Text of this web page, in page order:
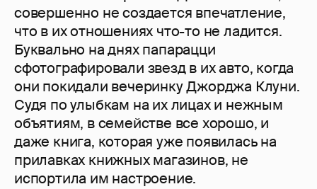
совершенно не создается впечатление,
что в их отношениях что-то не ладится.
Буквально на днях папарацци
сфотографировали звезд в их авто, когда
они покидали вечеринку Джорджа Клуни.
Судя по улыбкам на их лицах и нежным
объятиям, в семействе все хорошо, и
даже книга, которая уже появилась на
прилавках книжных магазинов, не
испортила им настроение.